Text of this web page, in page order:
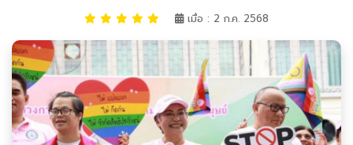
เมื่อ : 2 ก.ค. 2568